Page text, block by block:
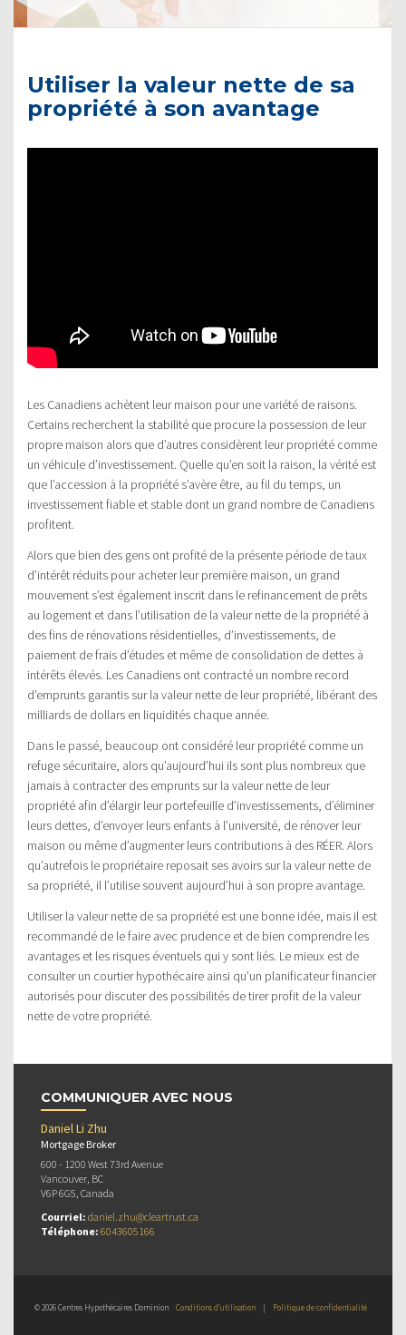
Utiliser la valeur nette de sa
propriété à son avantage
Les Canadiens achètent leur maison pour une variété de raisons.
Certains recherchent la stabilité que procure la possession de leur
propre maison alors que d’autres considèrent leur propriété comme
un véhicule d’investissement. Quelle qu’en soit la raison, la vérité est
que l’accession à la propriété s’avère être, au fil du temps, un
investissement fiable et stable dont un grand nombre de Canadiens
profitent.
Alors que bien des gens ont profité de la présente période de taux
d’intérêt réduits pour acheter leur première maison, un grand
mouvement s’est également inscrit dans le refinancement de prêts
au logement et dans l’utilisation de la valeur nette de la propriété à
des fins de rénovations résidentielles, d’investissements, de
paiement de frais d’études et même de consolidation de dettes à
intérêts élevés. Les Canadiens ont contracté un nombre record
d’emprunts garantis sur la valeur nette de leur propriété, libérant des
milliards de dollars en liquidités chaque année.
Dans le passé, beaucoup ont considéré leur propriété comme un
refuge sécuritaire, alors qu’aujourd’hui ils sont plus nombreux que
jamais à contracter des emprunts sur la valeur nette de leur
propriété afin d’élargir leur portefeuille d’investissements, d’éliminer
leurs dettes, d’envoyer leurs enfants à l’université, de rénover leur
maison ou même d’augmenter leurs contributions à des RÉER. Alors
qu’autrefois le propriétaire reposait ses avoirs sur la valeur nette de
sa propriété, il l’utilise souvent aujourd’hui à son propre avantage.
Utiliser la valeur nette de sa propriété est une bonne idée, mais il est
recommandé de le faire avec prudence et de bien comprendre les
avantages et les risques éventuels qui y sont liés. Le mieux est de
consulter un courtier hypothécaire ainsi qu’un planificateur financier
autorisés pour discuter des possibilités de tirer profit de la valeur
nette de votre propriété.
COMMUNIQUER AVEC NOUS
Daniel Li Zhu
Mortgage Broker
600 - 1200 West 73rd Avenue
Vancouver, BC
V6P 6G5, Canada
Courriel: daniel.zhu@cleartrust.ca
Téléphone: 6043605166
© 2026 Centres Hypothécaires Dominion Conditions d’utilisation | Politique de confidentialité